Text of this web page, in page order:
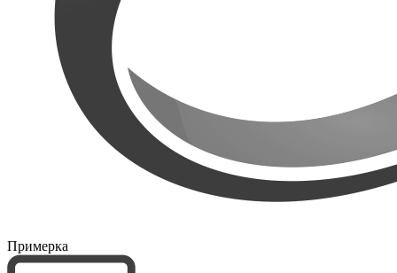
Примерка